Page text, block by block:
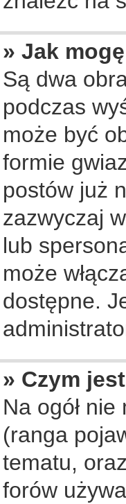
» Jak
Są dwa
podczas
może być
formie
postów już
zazwyczaj
lub
może
dostępne.
» Czym
Na ogół
(ranga
tematu,
forów